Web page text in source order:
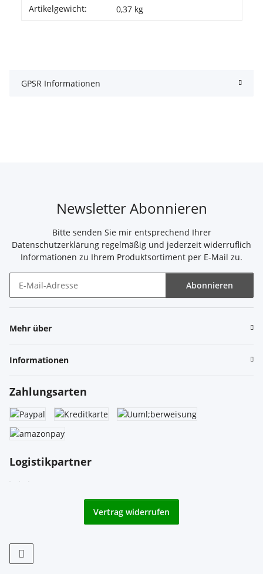
Produkteigenschaft
Wert
Artikelgewicht: 0,37 kg
GPSR Informationen
Newsletter Abonnieren
Bitte senden Sie mir entsprechend Ihrer
Datenschutzerklärung regelmäßig und jederzeit widerruflich
Informationen zu Ihrem Produktsortiment per E-Mail zu.
Abonnieren
Mehr über
Informationen
Zahlungsarten
Logistikpartner
Vertrag widerrufen